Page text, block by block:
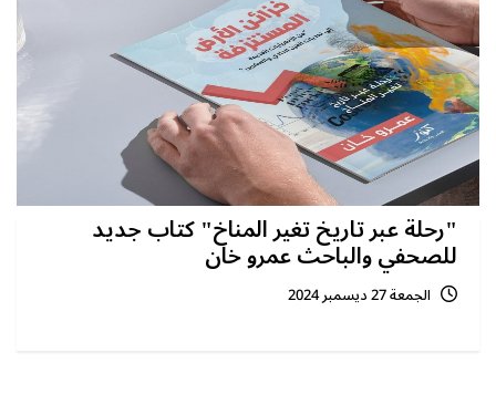
"رحلة عبر تاريخ تغير المناخ" كتاب جديد
للصحفي والباحث عمرو خان
الجمعة 27 ديسمبر 2024